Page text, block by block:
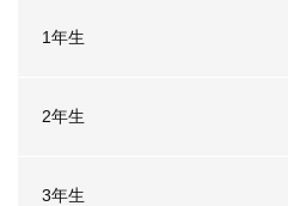
1年生
2年生
3年生